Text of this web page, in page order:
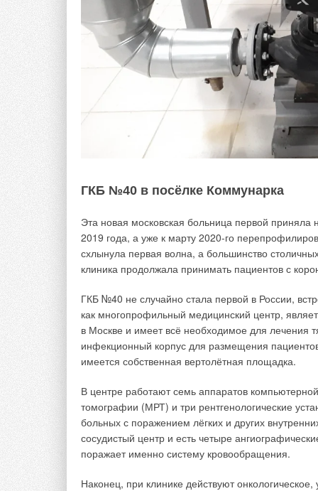
ГКБ №40 в посёлке Коммунарка
Эта новая московская больница первой
2019 года, а уже к марту 2020-го
схлынула первая волна, а большинство
клиника продолжала принимать пациентов с
ГКБ №40 не случайно стала первой в России,
как многопрофильный медицинский центр,
в Москве и имеет всё необходимое для лечения
инфекционный корпус для размещения
имеется собственная вертолётная площадка.
В центре работают семь аппаратов
томографии (МРТ) и три рентгенологические
больных с поражением лёгких и других
сосудистый центр и есть четыре
поражает именно систему кровообращения.
Наконец, при клинике действуют
энергоресурсов при эксплуатации жилого
результатов в выращивании растений и рыб.
масштабировать, адаптировать как для
Но, как всегда, существует ряд проблем,
в агробизнесе: дорогое содержание жилых